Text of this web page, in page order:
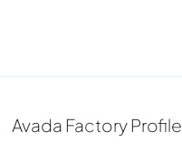
Avada Factory Profile